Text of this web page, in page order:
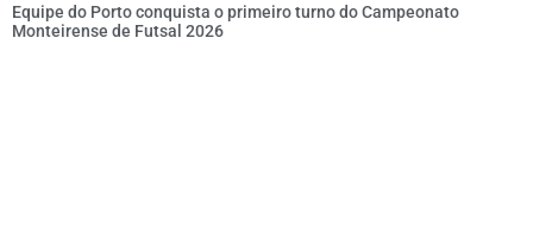
Equipe do Porto conquista o primeiro turno do Campeonato
Monteirense de Futsal 2026